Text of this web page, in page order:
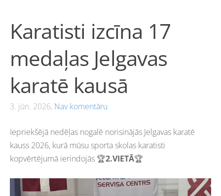
Karatisti izcīna 17
medaļas Jelgavas
karatē kausā
3. jūn. 2026, Nav komentāru
Iepriekšējā nedēļas nogalē norisinājās Jelgavas karatē
kauss 2026, kurā mūsu sporta skolas karatisti
kopvērtējumā ierindojās 🏆2.VIETĀ🏆